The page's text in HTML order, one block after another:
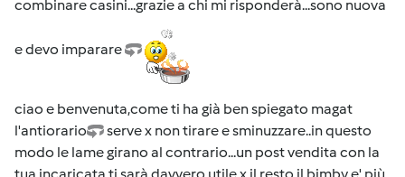
combinare casini...grazie a chi mi risponderà...sono nuova
e devo imparare
ciao e benvenuta,come ti ha già ben spiegato magat
l'antiorario
serve x non tirare e sminuzzare..in questo
modo le lame girano al contrario...un post vendita con la